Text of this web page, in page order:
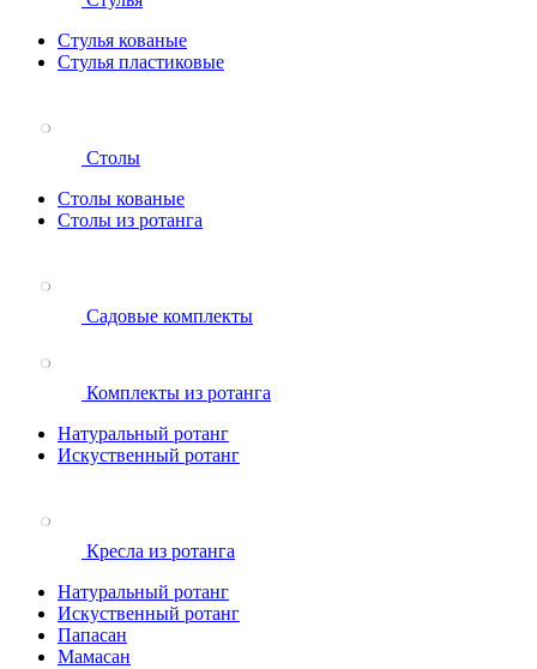
Стулья кованые
Стулья пластиковые
Столы
Столы кованые
Столы из ротанга
Садовые комплекты
Комплекты из ротанга
Натуральный ротанг
Искуственный ротанг
Кресла из ротанга
Натуральный ротанг
Искуственный ротанг
Папасан
Мамасан